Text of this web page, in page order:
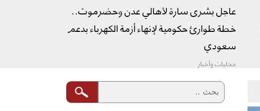
عاجل بشرى سارة لأهالي عدن وحضرموت..
خطة طوارئ حكومية لإنهاء أزمة الكهرباء بدعم
سعودي
محليات وأخبار